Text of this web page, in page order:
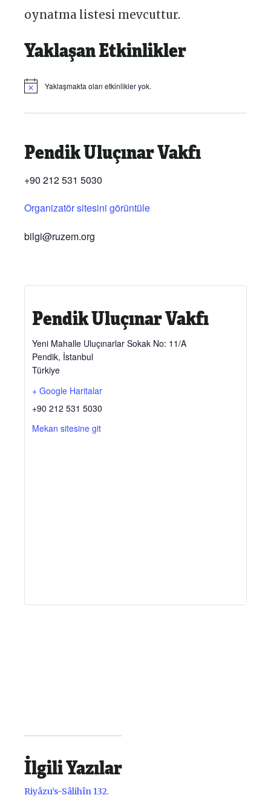
oynatma listesi mevcuttur.
Yaklaşan Etkinlikler
Notice Yaklaşmakta olan etkinlikler yok.
Pendik Uluçınar Vakfı
+90 212 531 5030
Organizatör sitesini görüntüle
bilgi@ruzem.org
Pendik Uluçınar Vakfı
Yeni Mahalle Uluçınarlar Sokak No: 11/A
Pendik, İstanbul
Türkiye
+ Google Haritalar
+90 212 531 5030
Mekan sitesine git
İlgili Yazılar
Riyâzu’s-Sâlihîn 132.